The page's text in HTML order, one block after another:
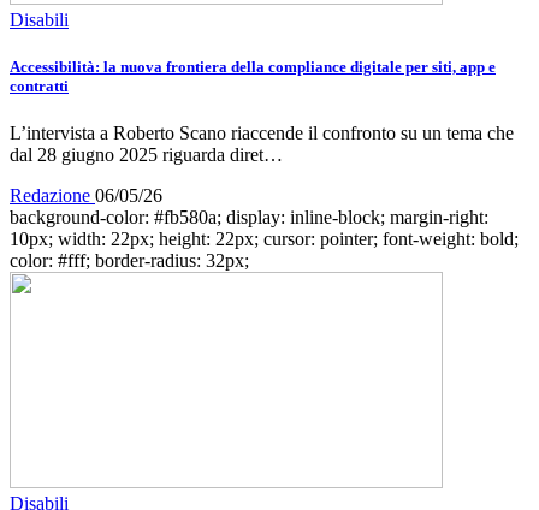
Disabili
Accessibilità: la nuova frontiera della compliance digitale per siti, app e
contratti
L’intervista a Roberto Scano riaccende il confronto su un tema che
dal 28 giugno 2025 riguarda diret…
Redazione 06/05/26
background-color: #fb580a; display: inline-block; margin-right:
10px; width: 22px; height: 22px; cursor: pointer; font-weight: bold;
color: #fff; border-radius: 32px;
Disabili